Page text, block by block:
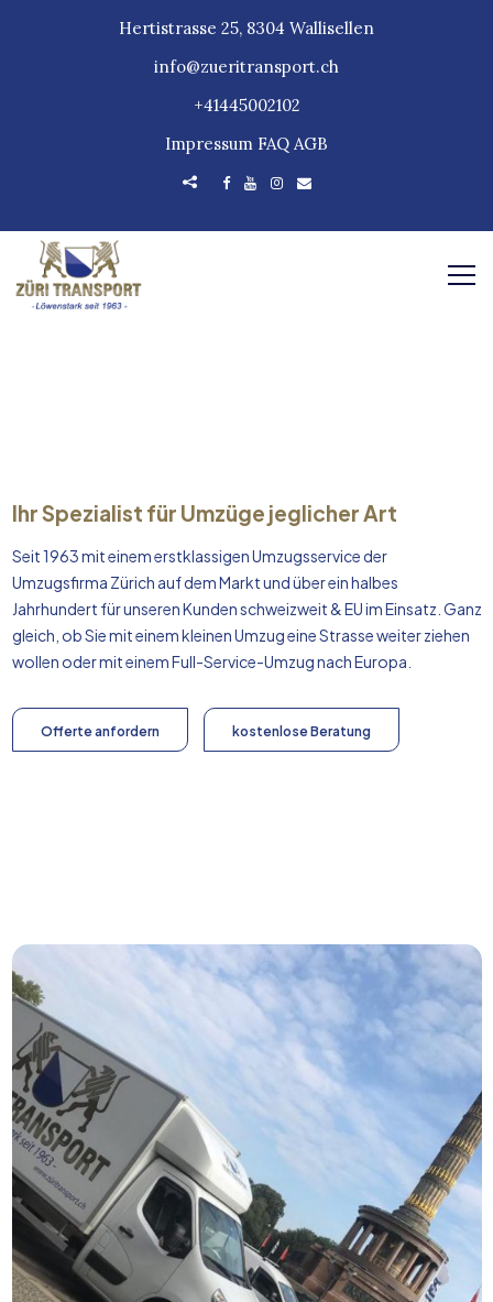
Hertistrasse 25, 8304 Wallisellen
info@zueritransport.ch
+41445002102
Impressum FAQ AGB
Ihr Spezialist für Umzüge jeglicher Art
Seit 1963 mit einem erstklassigen Umzugsservice der
Umzugsfirma Zürich auf dem Markt und über ein halbes
Jahrhundert für unseren Kunden schweizweit & EU im Einsatz. Ganz
gleich, ob Sie mit einem kleinen Umzug eine Strasse weiter ziehen
wollen oder mit einem Full-Service-Umzug nachEuropa
Offerte anfordern kostenlose Beratung